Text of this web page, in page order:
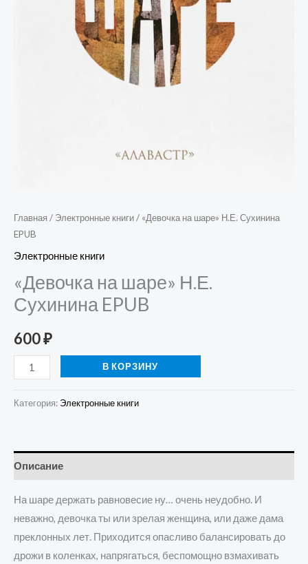
Главная / Электронные книги/ «Девочка на шаре» Н.Е. Сухинина
EPUB
Электронные книги
«Девочка на шаре» Н.Е.
Сухинина EPUB
600₽
В КОРЗИНУ
Категория: Электронные книги
Описание
На шаре держать равновесие ну… очень неудобно. И
неважно, девочка ты или зрелая женщина, или даже дама
преклонных лет. Приходится опасливо балансировать до
дрожи в коленках, напрягаться, беспомощно взмахивать